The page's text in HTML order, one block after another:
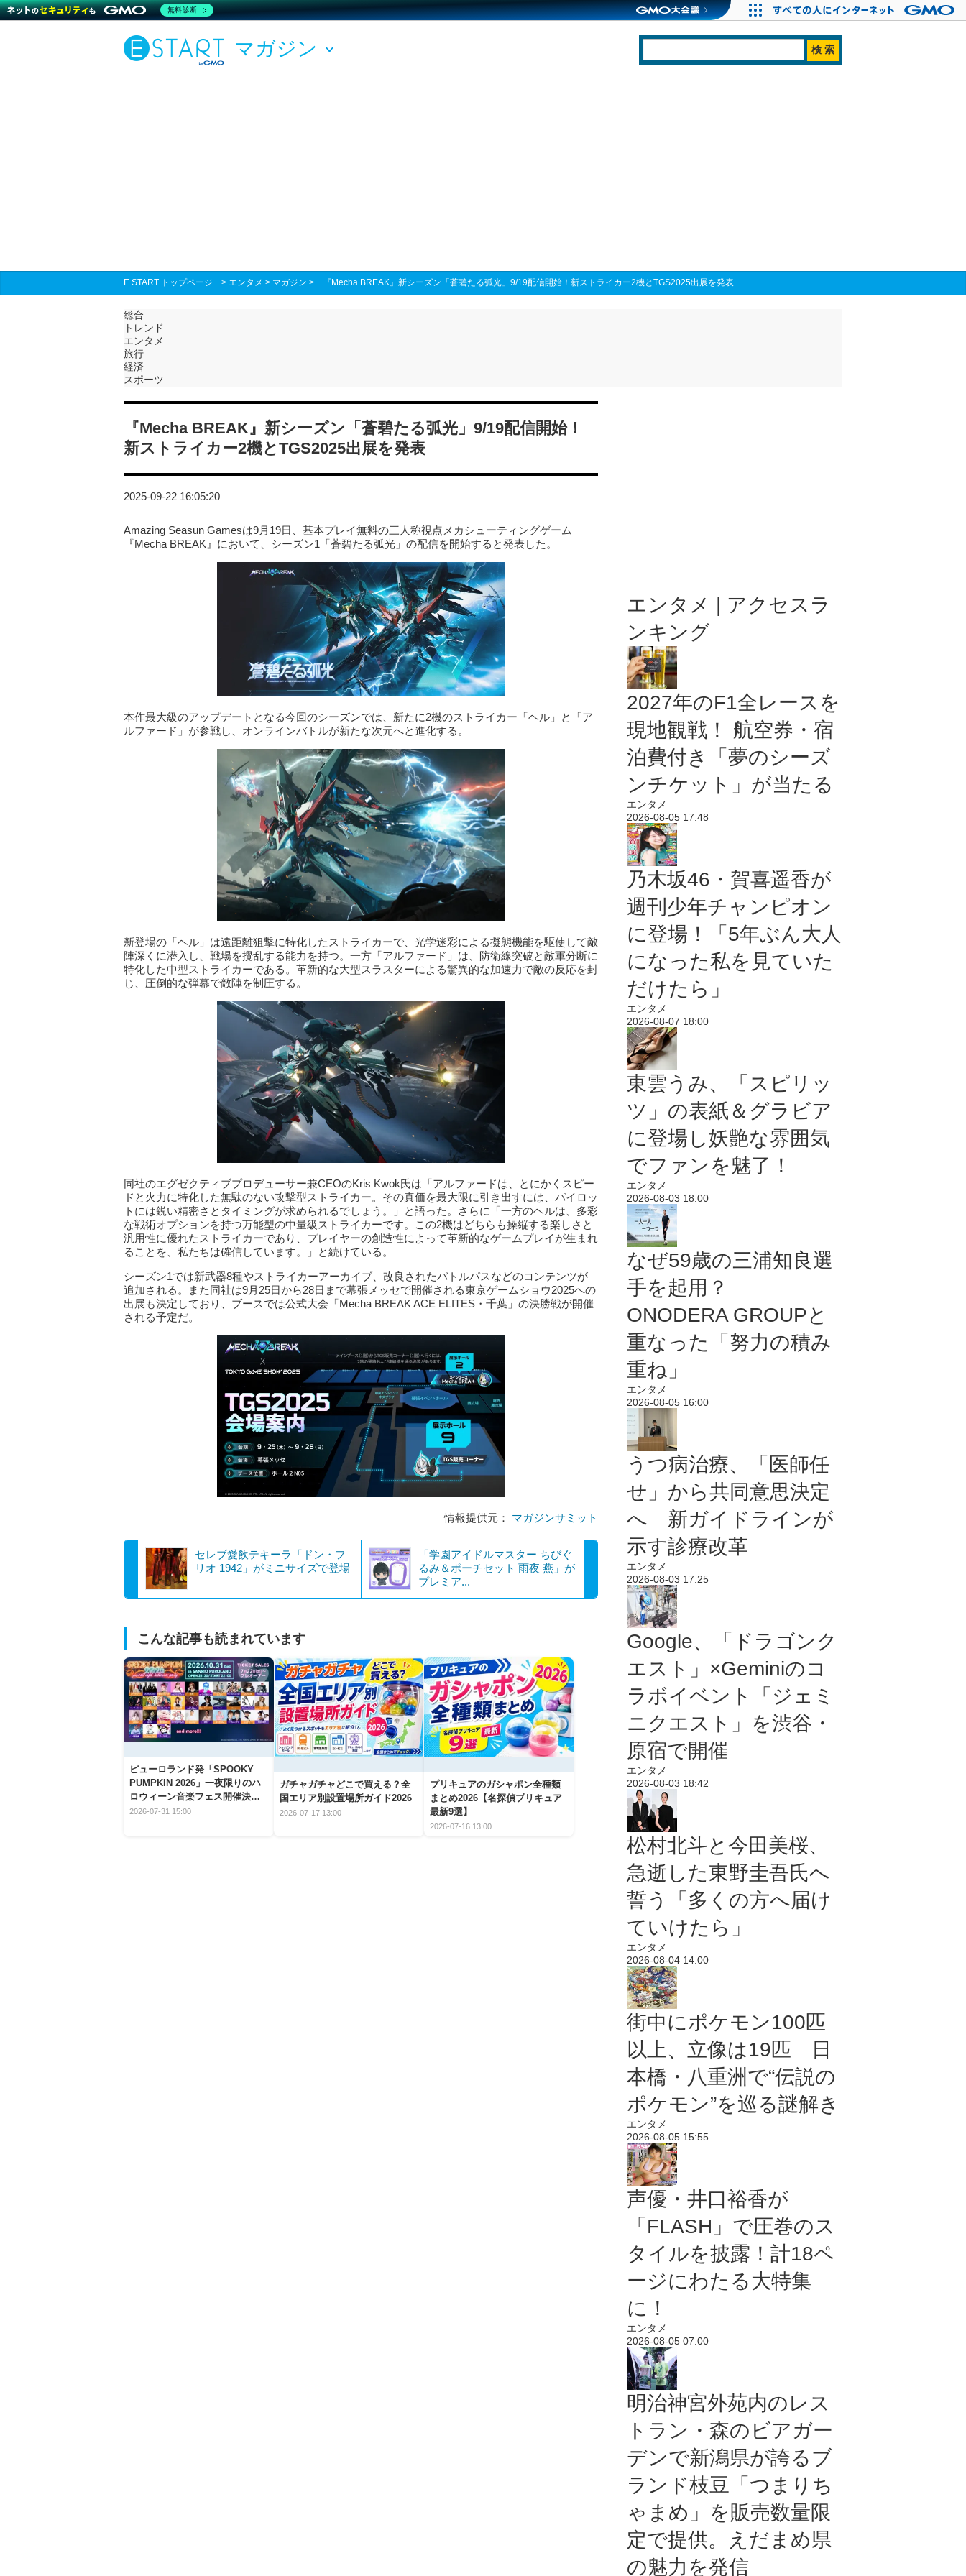
マガジン
E START トップページ > エンタメ > マガジン > 『Mecha BREAK』新シーズン「蒼碧たる弧光」9/19配信開始！新ストライカー2機とTGS2025出展を発表
総合
トレンド
エンタメ
旅行
経済
スポーツ
『Mecha BREAK』新シーズン「蒼碧たる弧光」9/19配信開始！
新ストライカー2機とTGS2025出展を発表
2025-09-22 16:05:20
Amazing Seasun Gamesは9月19日、基本プレイ無料の三人称視点メカシューティングゲーム
『Mecha BREAK』において、シーズン1「蒼碧たる弧光」の配信を開始すると発表した。
本作最大級のアップデートとなる今回のシーズンでは、新たに2機のストライカー「ヘル」と「ア
ルファード」が参戦し、オンラインバトルが新たな次元へと進化する。
新登場の「ヘル」は遠距離狙撃に特化したストライカーで、光学迷彩による擬態機能を駆使して敵
陣深くに潜入し、戦場を攪乱する能力を持つ。一方「アルファード」は、防衛線突破と敵軍分断に
特化した中型ストライカーである。革新的な大型スラスターによる驚異的な加速力で敵の反応を封
じ、圧倒的な弾幕で敵陣を制圧する。
同社のエグゼクティブプロデューサー兼CEOのKris Kwok氏は「アルファードは、とにかくスピー
ドと火力に特化した無駄のない攻撃型ストライカー。その真価を最大限に引き出すには、パイロッ
トには鋭い精密さとタイミングが求められるでしょう。」と語った。さらに「一方のヘルは、多彩
な戦術オプションを持つ万能型の中量級ストライカーです。この2機はどちらも操縦する楽しさと
汎用性に優れたストライカーであり、プレイヤーの創造性によって革新的なゲームプレイが生まれ
ることを、私たちは確信しています。」と続けている。
シーズン1では新武器8種やストライカーアーカイブ、改良されたバトルパスなどのコンテンツが
追加される。また同社は9月25日から28日まで幕張メッセで開催される東京ゲームショウ2025への
出展も決定しており、ブースでは公式大会「Mecha BREAK ACE ELITES・千葉」の決勝戦が開催
される予定だ。
情報提供元： マガジンサミット
セレブ愛飲テキーラ「ドン・フ
リオ 1942」がミニサイズで登場
「学園アイドルマスター ちびぐ
るみ＆ポーチセット 雨夜 燕」が
プレミア...
こんな記事も読まれています
ピューロランド発「SPOOKY
PUMPKIN 2026」一夜限りのハ
ロウィーン音楽フェス開催決
定！
2026-07-31 15:00
ガチャガチャどこで買える？全
国エリア別設置場所ガイド2026
2026-07-17 13:00
プリキュアのガシャポン全種類
まとめ2026【名探偵プリキュア
最新9選】
2026-07-16 13:00
エンタメ | アクセスラ
ンキング
2027年のF1全レースを
現地観戦！ 航空券・宿
泊費付き「夢のシーズ
ンチケット」が当たる
エンタメ
2026-08-05 17:48
乃木坂46・賀喜遥香が
週刊少年チャンピオン
に登場！「5年ぶん大人
になった私を見ていた
だけたら」
エンタメ
2026-08-07 18:00
東雲うみ、「スピリッ
ツ」の表紙＆グラビア
に登場し妖艶な雰囲気
でファンを魅了！
エンタメ
2026-08-03 18:00
なぜ59歳の三浦知良選
手を起用？
ONODERA GROUPと
重なった「努力の積み
重ね」
エンタメ
2026-08-05 16:00
うつ病治療、「医師任
せ」から共同意思決定
へ 新ガイドラインが
示す診療改革
エンタメ
2026-08-03 17:25
Google、「ドラゴンク
エスト」×Geminiのコ
ラボイベント「ジェミ
ニクエスト」を渋谷・
原宿で開催
エンタメ
2026-08-03 18:42
松村北斗と今田美桜、
急逝した東野圭吾氏へ
誓う「多くの方へ届け
ていけたら」
エンタメ
2026-08-04 14:00
街中にポケモン100匹
以上、立像は19匹 日
本橋・八重洲で“伝説の
ポケモン”を巡る謎解き
エンタメ
2026-08-05 15:55
声優・井口裕香が
「FLASH」で圧巻のス
タイルを披露！計18ペ
ージにわたる大特集
に！
エンタメ
2026-08-05 07:00
明治神宮外苑内のレス
トラン・森のビアガー
デンで新潟県が誇るブ
ランド枝豆「つまりち
ゃまめ」を販売数量限
定で提供。えだまめ県
の魅力を発信
無料診断